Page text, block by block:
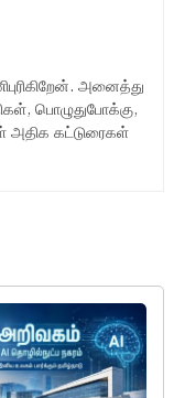
அனைத்து
பொழுதுபோக்கு,
அதிக கட்டுரைகள்